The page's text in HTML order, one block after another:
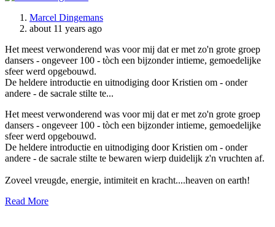
Marcel Dingemans
about 11 years ago
Het meest verwonderend was voor mij dat er met zo'n grote groep
dansers - ongeveer 100 - tòch een bijzonder intieme, gemoedelijke
sfeer werd opgebouwd.
De heldere introductie en uitnodiging door Kristien om - onder
andere - de sacrale stilte te...
Het meest verwonderend was voor mij dat er met zo'n grote groep
dansers - ongeveer 100 - tòch een bijzonder intieme, gemoedelijke
sfeer werd opgebouwd.
De heldere introductie en uitnodiging door Kristien om - onder
andere - de sacrale stilte te bewaren wierp duidelijk z'n vruchten af.
Zoveel vreugde, energie, intimiteit en kracht....heaven on earth!
Read More